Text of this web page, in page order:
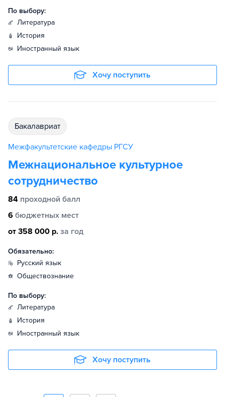
По выбору:
литература
история
иностранный язык
Хочу поступить
бакалавриат
Межфакультетские кафедры РГСУ
Межнациональное культурное
сотрудничество
84 проходной балл
6 бюджетных мест
от 358 000 р. за год
Обязательно:
русский язык
обществознание
По выбору:
литература
история
иностранный язык
Хочу поступить